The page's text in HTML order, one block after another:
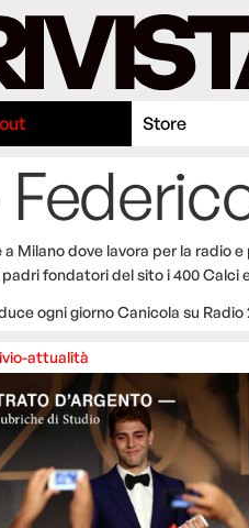
Store
a Milano dove lavora per la radio
fondatori del sito i 400 Calci
ogni giorno Canicola su Radio
attualità